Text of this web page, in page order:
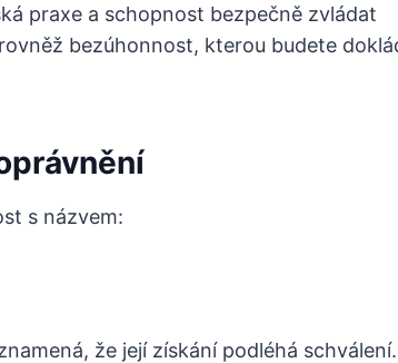
praxe a schopnost bezpečně zvládat
bezúhonnost, kterou budete
s názvem:
že její získání podléhá schválení.